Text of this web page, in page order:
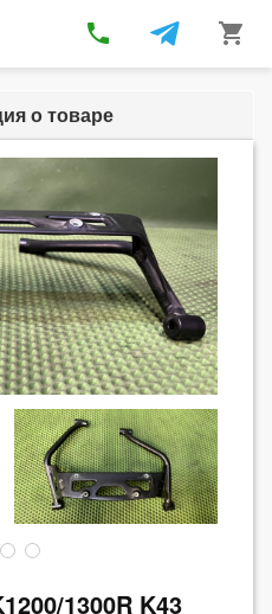
phone shopping_cart
о товаре
1300R K43